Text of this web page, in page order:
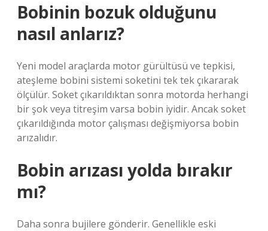
Bobinin bozuk olduğunu
nasıl anlarız?
Yeni model araçlarda motor gürültüsü ve tepkisi,
ateşleme bobini sistemi soketini tek tek çıkararak
ölçülür. Soket çıkarıldıktan sonra motorda herhangi
bir şok veya titreşim varsa bobin iyidir. Ancak soket
çıkarıldığında motor çalışması değişmiyorsa bobin
arızalıdır.
Bobin arızası yolda bırakır
mı?
Daha sonra bujilere gönderir. Genellikle eski